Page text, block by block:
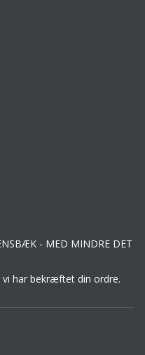
- MED MINDRE DET
vi har bekræftet din ordre.